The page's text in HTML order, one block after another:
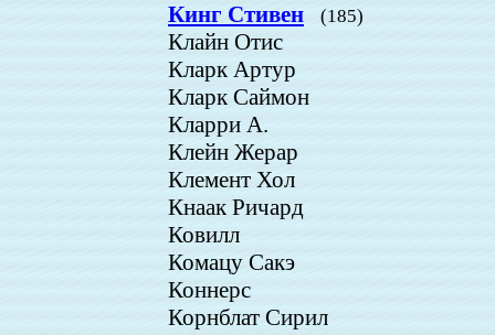
Кинг Стивен (185)
Клайн Отис
Кларк Артур
Кларк Саймон
Кларри А.
Клейн Жерар
Клемент Хол
Кнаак Ричард
Ковилл
Комацу Сакэ
Коннерс
Корнблат Сирил